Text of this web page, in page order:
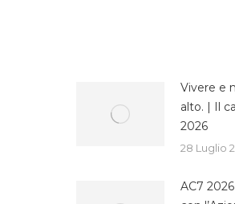
Vivere e
alto. | Il
2026
28 Luglio
AC7